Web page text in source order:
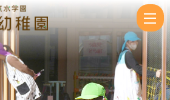
に
じ
組